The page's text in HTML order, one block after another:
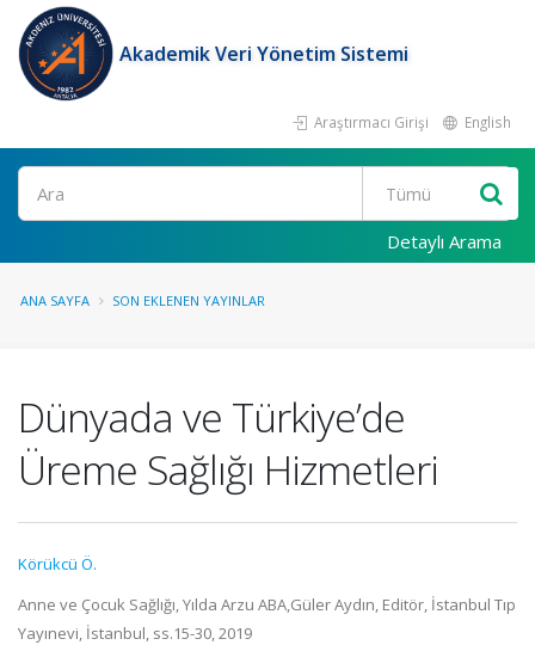
Akademik Veri Yönetim Sistemi
Araştırmacı Girişi English
Ara
Detaylı Arama
ANA SAYFA SON EKLENEN YAYINLAR
Dünyada ve Türkiye’de
Üreme Sağlığı Hizmetleri
Körükcü Ö.
Anne ve Çocuk Sağlığı, Yılda Arzu ABA,Güler Aydın, Editör, İstanbul Tıp
Yayınevi, İstanbul, ss.15-30, 2019